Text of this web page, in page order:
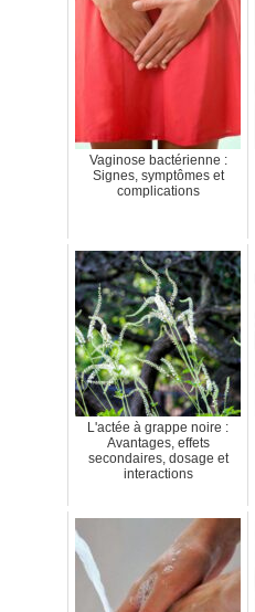
Vaginose bactérienne :
Signes, symptômes et
complications
L'actée à grappe noire :
Avantages, effets
secondaires, dosage et
interactions